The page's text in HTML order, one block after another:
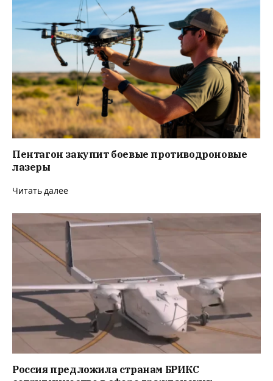
Пентагон закупит боевые противодроновые
лазеры
Читать далее
Россия предложила странам БРИКС